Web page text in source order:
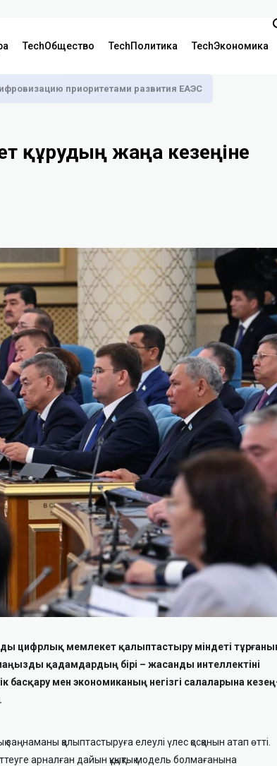
TechОбщество TechПолитика TechЭкономика
приоритетами развития ЕАЭС
құрудың жаңа кезеңіне
цифрлық мемлекет қалыптастыру міндеті
қадамдардың бірі – жасанды интеллектіні
мен экономиканың негізгі салаларына
қалыптастыруға елеулі үлес қосқанын атап өтті.
арналған дайын құқықтық модель болмағанына